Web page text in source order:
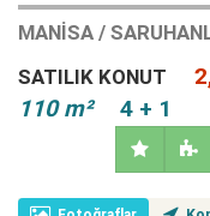
MANISA /
SATILIK KONUT
110 m²
4 + 1